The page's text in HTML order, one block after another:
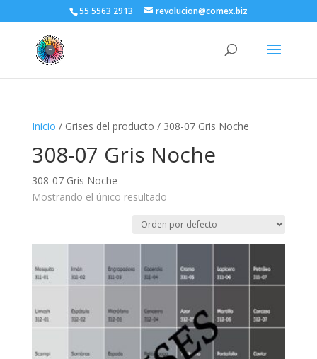
55 5563 2913 revolucion@comex.biz
Inicio / Grises del producto / 308-07 Gris Noche
308-07 Gris Noche
308-07 Gris Noche
Mostrando el único resultado